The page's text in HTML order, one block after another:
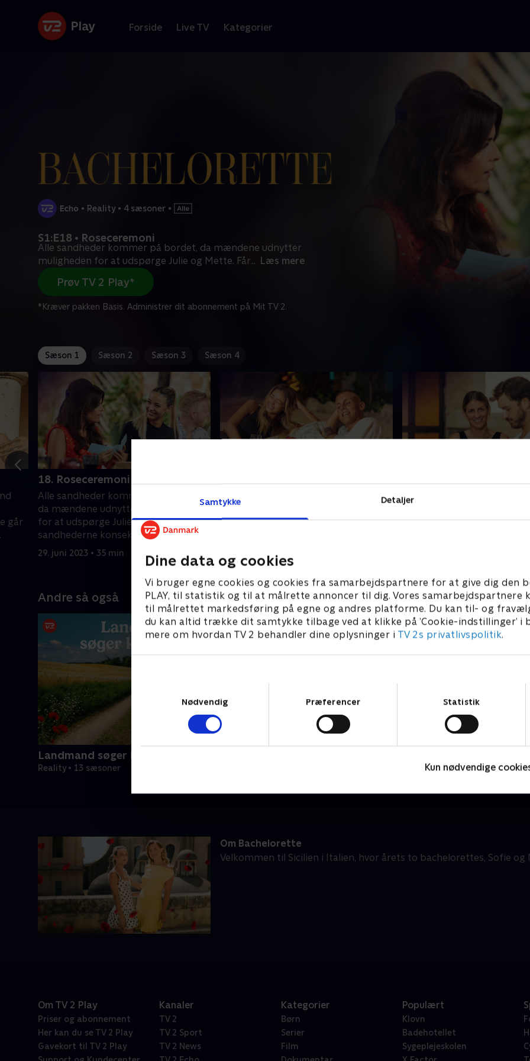
Samtykke Detaljer
Dine data og cookies
Vi bruger egne cookies og cookies fra samarbejdspartnere for at give dig den
PLAY, til statistik og til at målrette annoncer til dig. Vores samarbejdspartnere
til målrettet markedsføring på egne og andres platforme. Du kan til- og
du kan altid trække dit samtykke tilbage ved at klikke på ’Cookie-indstillinger’ i
mere om hvordan TV 2 behandler dine oplysninger i TV 2s privatlivspolitik.
Nødvendig
Præferencer Statistik
Kun nødvendige
Forside Live TV Kategorier
• Reality • 4 sæsoner •
S1:E18 • Roseceremoni
Alle sandheder kommer på bordet, da mændene udnytter
muligheden for at udspørge Julie og Mette. Får... Læs mere
Prøv TV 2 Play*
*Kræver pakken Basis. Administrer dit abonnement på Mit TV 2.
Sæson 1 Sæson 2 Sæson 3 Sæson 4
går
18. Roseceremoni
Alle sandheder kommer på bordet,
da mændene udnytter muligheden
for at udspørge Julie og Mette. Får
sandhederne konsekvenser, når
roseceremonien afholdes?
29. juni 2023 • 35 min
Kvinderne vil gerne date alle mænd i
denne uge, og derfor er der ingen
roseceremoni. Til gengæld bliver
4. juli 2023 • 32 min
Mette inviterer en heldig
Andre så også
Landmand søger kærlighed
Reality • 13 sæsoner
Om Bachelorette
Velkommen til Sicilien i Italien, hvor årets to bachelorettes, Sofie
Om TV 2 Play
Priser og abonnement
Her kan du se TV 2 Play
Gavekort til TV 2 Play
Kanaler
TV 2
TV 2 Sport
TV 2 News
Kategorier
Børn
Serier
Film
Populært
Klovn
Badehotellet
Sygeplejeskolen